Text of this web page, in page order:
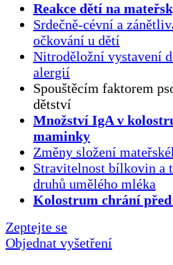
Reakce dětí na
Srdečně-cévní a
očkování u dětí
Nitroděložní vystavení
alergií
Spouštěcím faktorem
dětství
Množství IgA v
maminky
Změny složení
Stravitelnost bílkovin a
druhů umělého mléka
Kolostrum chrání
Zeptejte se
Objednat vyšetření